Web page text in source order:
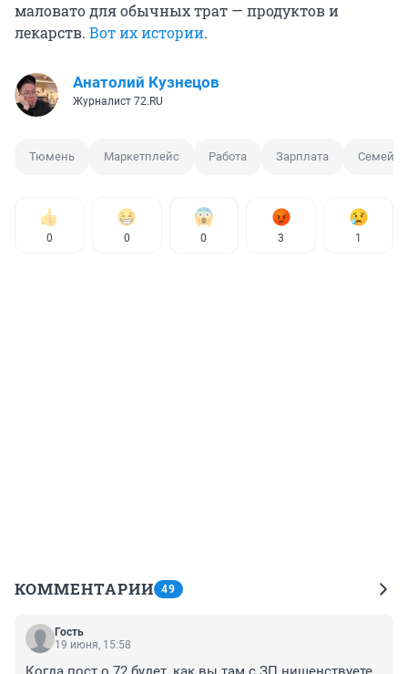
маловато для обычных трат — продуктов и
лекарств. Вот их истории.
Анатолий Кузнецов
Журналист 72.RU
Тюмень Маркетплейс Работа Зарплата
0 0 0 3 1
КОММЕНТАРИИ 49
Гость
19 июня, 15:58